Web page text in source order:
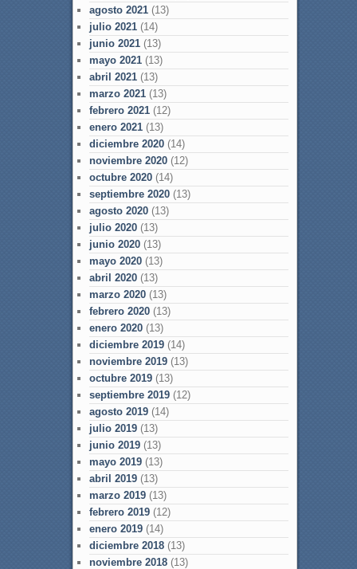
agosto 2021(13)
julio 2021(14)
junio 2021(13)
mayo 2021(13)
abril 2021(13)
marzo 2021(13)
febrero 2021(12)
enero 2021(13)
diciembre 2020(14)
noviembre 2020(12)
octubre 2020(14)
septiembre 2020(13)
agosto 2020(13)
julio 2020(13)
junio 2020(13)
mayo 2020(13)
abril 2020(13)
marzo 2020(13)
febrero 2020(13)
enero 2020(13)
diciembre 2019(14)
noviembre 2019(13)
octubre 2019(13)
septiembre 2019(12)
agosto 2019(14)
julio 2019(13)
junio 2019(13)
mayo 2019(13)
abril 2019(13)
marzo 2019(13)
febrero 2019(12)
enero 2019(14)
diciembre 2018(13)
noviembre 2018(13)